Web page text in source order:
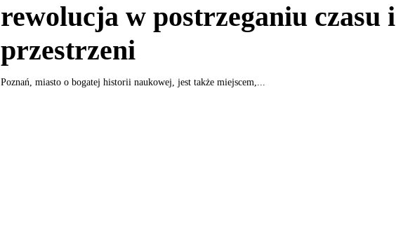
rewolucja w postrzeganiu czasu i
przestrzeni
Poznań, miasto o bogatej historii naukowej, jest także miejscem,...